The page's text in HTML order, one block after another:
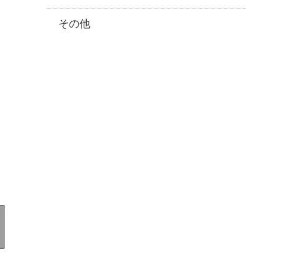
その他